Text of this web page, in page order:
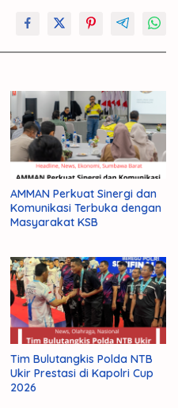
AMMAN Perkuat Sinergi dan
Komunikasi Terbuka dengan
Masyarakat KSB
Tim Bulutangkis Polda NTB
Ukir Prestasi di Kapolri Cup
2026